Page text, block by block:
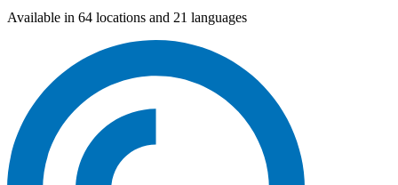
Available in 64 locations and 21 languages